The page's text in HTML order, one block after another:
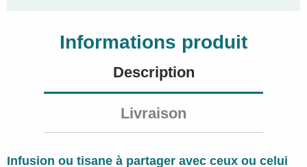
Informations produit
Description
Livraison
Infusion ou tisane à partager avec ceux ou celui